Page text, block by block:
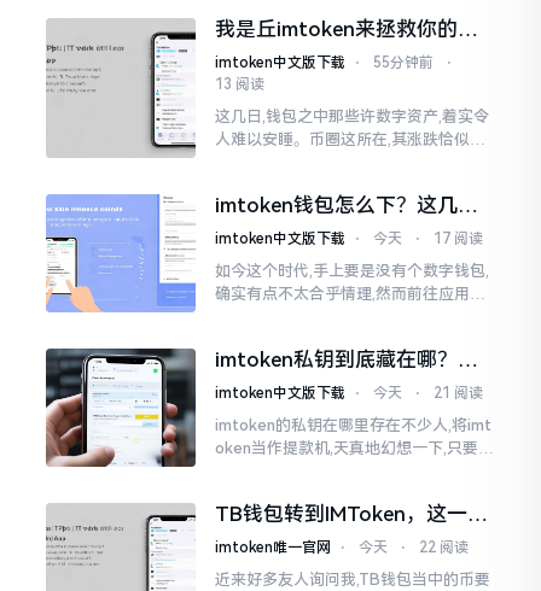
我是丘imtoken来拯救你的钱
包
imtoken中文版下载 ⋅ 55分钟前
⋅
13 阅读
这几日,钱包之中那些许数字资产,着实令
人难以安睡。币圈这所在,其涨跌恰似翻
堆币
imtoken钱包怎么下？这几种
靠谱路子别走歪
imtoken中文版下载 ⋅ 今天 ⋅ 17 阅读
如今这个时代,手上要是没有个数字钱包,
确实有点不太合乎情理,然而前往应用商
似乎相似
imtoken私钥到底藏在哪？别
慌，找对地方才安心
imtoken中文版下载 ⋅ 今天 ⋅ 21 阅读
imtoken的私钥在哪里存在不少人,将imt
oken当作提款机,天真地幻想一下,只要把
TB钱包转到IMToken，这一步
别走错
imtoken唯一官网 ⋅ 今天 ⋅ 22 阅读
近来好多友人询问我,TB钱包当中的币要